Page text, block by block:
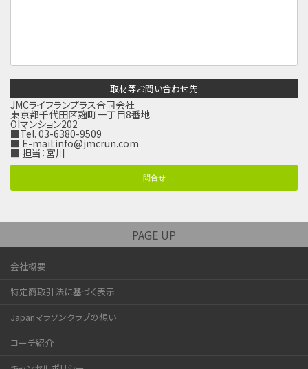
取材等お問い合わせ先
JMCライフランプラス合同会社
東京都千代田区麹町一丁目8番地
OIマンション202
■Tel. 03-6380-9509
■ E-mail:info@jmcrun.com
■ 担当：宮川
問合せ
PAGE UP
会社概要
特定商取引法に基づく表示
Japanマラソンクラブの想い
コーチ紹介